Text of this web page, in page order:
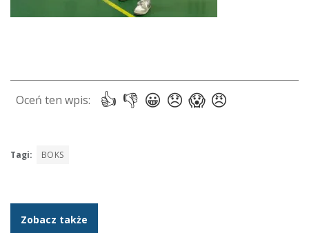
Tagi: BOKS
Zobacz także